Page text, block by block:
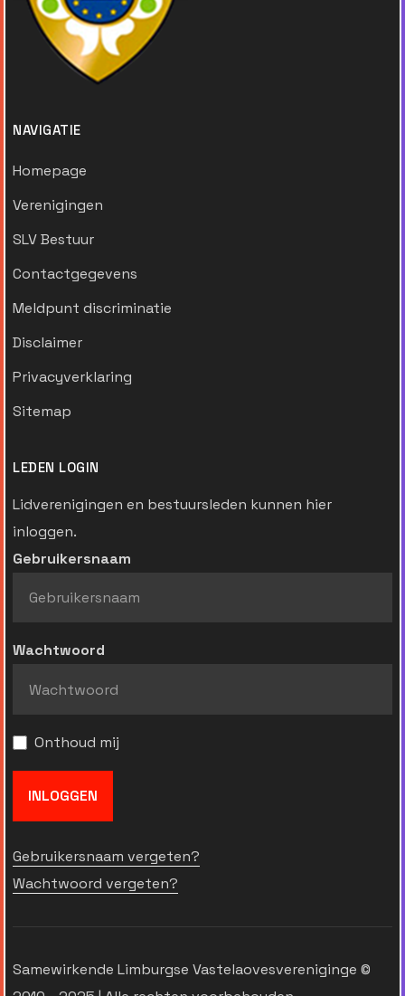
NAVIGATIE
Homepage
Verenigingen
SLV Bestuur
Contactgegevens
Meldpunt discriminatie
Disclaimer
Privacyverklaring
Sitemap
LEDEN LOGIN
Lidverenigingen en bestuursleden kunnen hier
inloggen.
Gebruikersnaam
Wachtwoord
Onthoud mij
INLOGGEN
Gebruikersnaam vergeten?
Wachtwoord vergeten?
Samewirkende Limburgse Vastelaovesvereniginge ©